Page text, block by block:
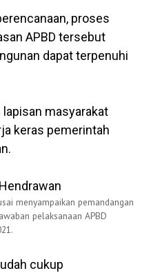
proses
APBD tersebut
dapat terpenuhi
lapisan masyarakat
keras pemerintah
menyampaikan pemandangan
pelaksanaan APBD
cukup